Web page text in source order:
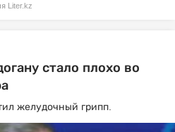
Liter.kz
стало плохо во
желудочный грипп.